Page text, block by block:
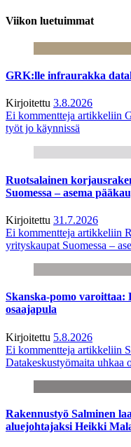
Viikon luetuimmat
GRK:lle infraurakka
Kirjoitettu 3.8.2026
Ei kommentteja artikkeliin
työt jo käynnissä
Ruotsalainen
Suomessa – asema
Kirjoitettu 31.7.2026
Ei kommentteja artikkeliin
yrityskaupat Suomessa –
Skanska-pomo varoittaa:
osaajapula
Kirjoitettu 5.8.2026
Ei kommentteja artikkeliin
Datakeskustyömaita uhkaa
Rakennustyö Salminen
aluejohtajaksi Heikki